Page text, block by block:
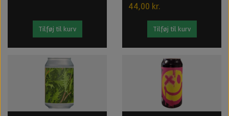
Tilføj til kurv
44,00 kr.
Tilføj til kurv